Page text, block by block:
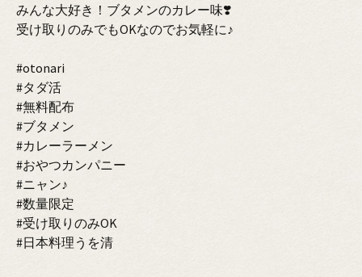
みんな大好き！ブタメンのカレー味❣️
受け取りのみでもOKなのでお気軽に♪
#otonari
#タダ活
#無料配布
#ブタメン
#カレーラーメン
#おやつカンパニー
#ニャン♪
#数量限定
#受け取りのみOK
#日本料理うを清